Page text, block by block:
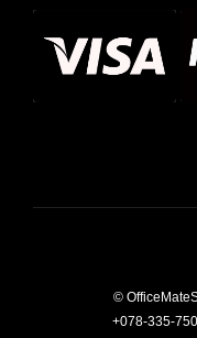
©
+078-335-